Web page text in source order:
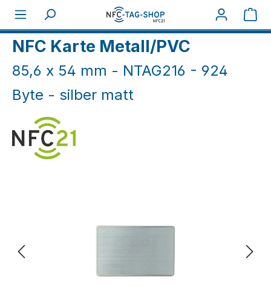
Zum Hauptinhalt springen
NFC Holz-/Metallkarten
NFC Karte Metall/PVC
85,6 x 54 mm - NTAG216 - 924
Byte - silber matt